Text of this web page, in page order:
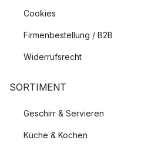
Cookies
Firmenbestellung / B2B
Widerrufsrecht
SORTIMENT
Geschirr & Servieren
Küche & Kochen